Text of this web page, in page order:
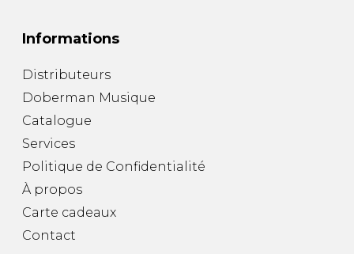
Informations
Distributeurs
Doberman Musique
Catalogue
Services
Politique de Confidentialité
À propos
Carte cadeaux
Contact